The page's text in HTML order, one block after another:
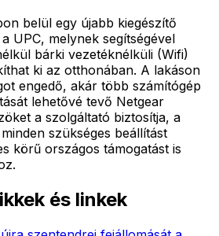
belül egy újabb kiegészítő
UPC, melynek segítségével
bárki vezetéknélküli (Wifi)
ki az otthonában. A lakáson
engedő, akár több számítógép
lehetővé tevő Netgear
a szolgáltató biztosítja, a
szükséges beállítást
körű országos támogatást is
és linkek